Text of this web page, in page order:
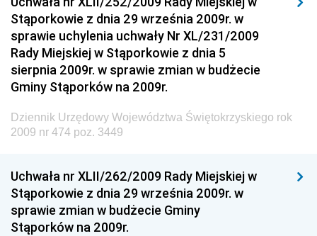
Materiałów Budowlanych
Dziennik Urzędowy Ministra Infrastruktury i Rozwoju
Dziennik Urzędowy Głównego Inspektoratu Ochrony
Środowiska
Środowiska
Dziennik Urzędowy Ministerstwa Administracji i
Gospodarki Przestrzennej
Dziennik Urzędowy Unii Europejskiej, L
Stąporkowie z dnia 29 września 2009r. w
sprawie uchylenia uchwały Nr XL/231/2009
Rady Miejskiej w Stąporkowie z dnia 5
sierpnia 2009r. w sprawie zmian w budżecie
Gminy Stąporków na 2009r.
Dziennik Urzędowy Województwa Świętokrzyskiego rok
2009 nr 474 poz. 3449
Uchwała nr XLII/262/2009 Rady Miejskiej w
Stąporkowie z dnia 29 września 2009r. w
sprawie zmian w budżecie Gminy
Stąporków na 2009r.